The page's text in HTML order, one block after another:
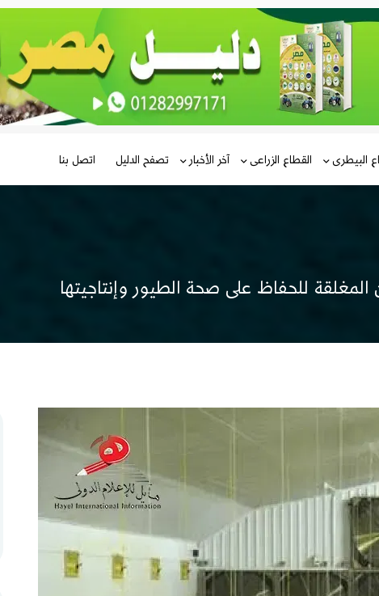
البيطرى القطاع الزراعى آخر الأخبار تصفح الدليل اتصل بنا
للحفاظ على صحة الطيور وإنتاجيتها